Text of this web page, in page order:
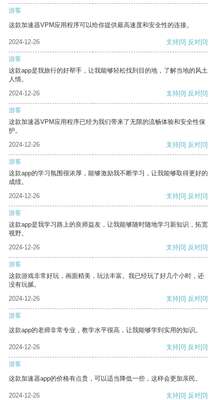
游客
这款加速器VPM应用程序可以给你提供最高速度和安全性的连接。
2024-12-26 支持[0] 反对[0]
游客
这款app是我旅行的好帮手，让我能够轻松找到目的地，了解当地的风土
人情。
2024-12-26
支持[0] 反对[0]
游客
这款加速器VPM应用程序已经为我们带来了无限的流畅体验和安全性保
护。
2024-12-26
支持[0] 反对[0]
游客
这款app的学习氛围很浓厚，能够激励我不断学习，让我能够取得更好的
成绩。
2024-12-26
支持[0] 反对[0]
游客
这款app是我学习路上的良师益友，让我能够随时随地学习新知识，拓宽
视野。
2024-12-26
支持[0] 反对[0]
游客
这款游戏非常好玩，画面精美，玩法丰富。我已经玩了好几个小时，还
没有玩腻。
2024-12-26
支持[0] 反对[0]
游客
这款app的老师非常专业，教学水平很高，让我能够学到实用的知识。
2024-12-26 支持[0] 反对[0]
游客
这款加速器app的价格有点贵，可以适当降低一些，这样会更加亲民。
2024-12-26 支持[0] 反对[0]